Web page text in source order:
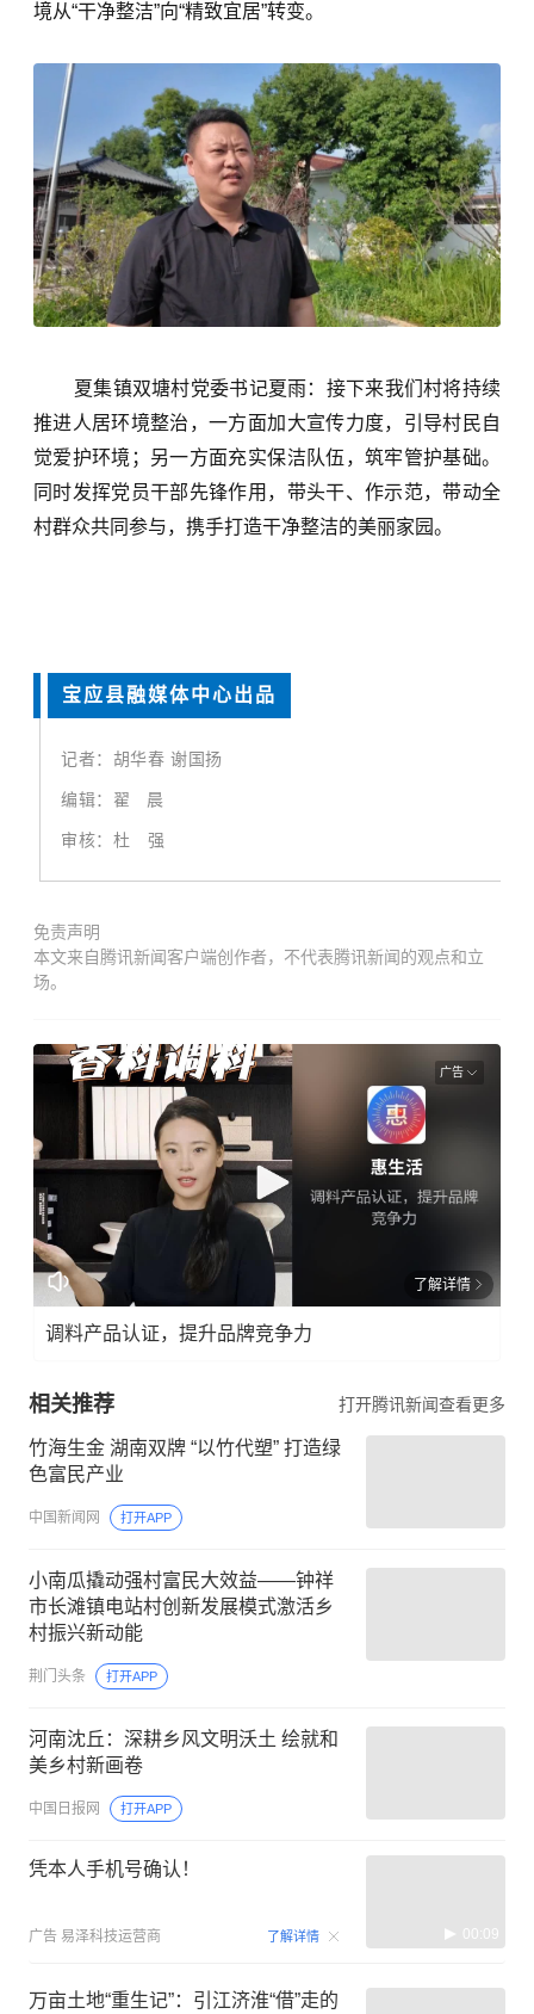
境从“干净整洁”向“精致宜居”转变。
夏集镇双塘村党委书记夏雨：接下来我们村将持续
推进人居环境整治，一方面加大宣传力度，引导村民自
觉爱护环境；另一方面充实保洁队伍，筑牢管护基础。
同时发挥党员干部先锋作用，带头干、作示范，带动全
村群众共同参与，携手打造干净整洁的美丽家园。
宝应县融媒体中心出品
记者：胡华春 谢国扬
编辑：翟 晨
审核：杜 强
免责声明
本文来自腾讯新闻客户端创作者，不代表腾讯新闻的观点和立
场。
广告
了解详情
调料产品认证，提升品牌竞争力
相关推荐 打开腾讯新闻查看更多
竹海生金 湖南双牌 “以竹代塑” 打造绿
色富民产业
中国新闻网 打开APP
小南瓜撬动强村富民大效益——钟祥
市长滩镇电站村创新发展模式激活乡
村振兴新动能
荆门头条 打开APP
河南沈丘：深耕乡风文明沃土 绘就和
美乡村新画卷
中国日报网 打开APP
凭本人手机号确认！
广告 易泽科技运营商 了解详情 00:09
万亩土地“重生记”：引江济淮“借”走的